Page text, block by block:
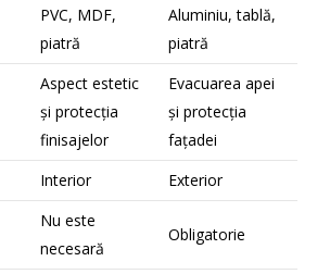
PVC, MDF,
piatră
Aluminiu, tablă,
piatră
Aspect estetic
și protecția
finisajelor
Evacuarea apei
și protecția
fațadei
Interior
Exterior
Nu este
necesară
Obligatorie